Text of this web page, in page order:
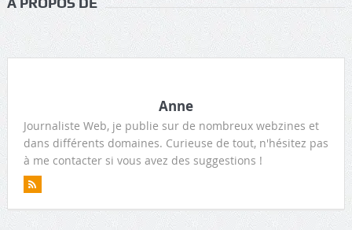
Anne
Journaliste Web, je publie sur de nombreux webzines et
dans différents domaines. Curieuse de tout, n'hésitez pas
à me contacter si vous avez des suggestions !